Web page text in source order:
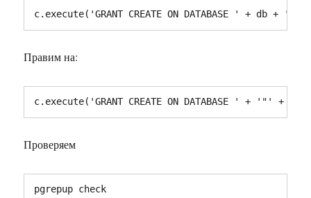
c.execute('GRANT CREATE ON DATABASE ' + db + '
Правим на:
c.execute('GRANT CREATE ON DATABASE ' + '"'
Проверяем
pgrepup check